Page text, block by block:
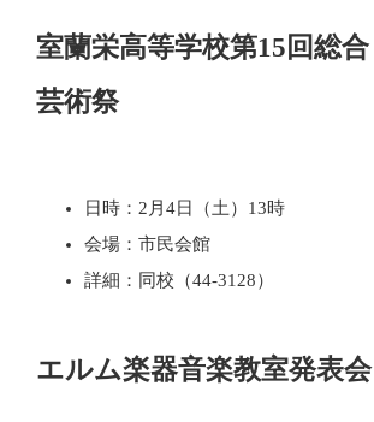
室蘭栄高等学校第15回総合
芸術祭
日時：2月4日（土）13時
会場：市民会館
詳細：同校（44-3128）
エルム楽器音楽教室発表会